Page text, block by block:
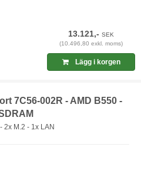
13.121,-SEK
(10.496,80 exkl. moms)
Lägg i korgen
7C56-002R - AMD B550 -
2x M.2 - 1x LAN